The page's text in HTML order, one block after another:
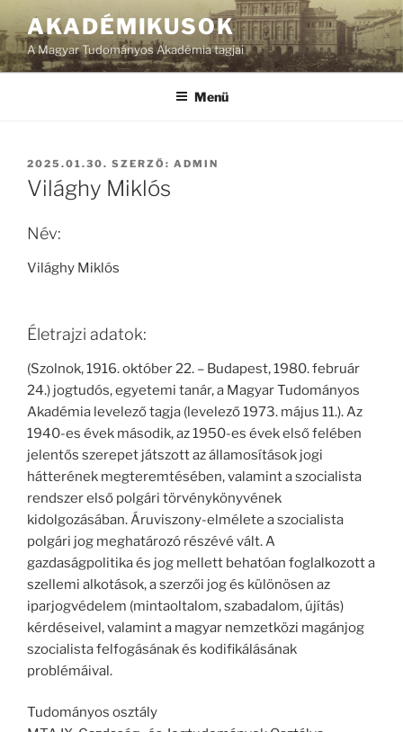
AKADÉMIKUSOK
A Magyar Tudományos Akadémia tagjai
Menü
BEKÜLDVE:
2025.01.30. SZERZŐ: ADMIN
Világhy Miklós
Név:
Világhy Miklós
Életrajzi adatok:
(Szolnok, 1916. október 22. – Budapest, 1980. február
24.) jogtudós, egyetemi tanár, a Magyar Tudományos
Akadémia levelező tagja (levelező 1973. május 11.). Az
1940-es évek második, az 1950-es évek első felében
jelentős szerepet játszott az államosítások jogi
hátterének megteremtésében, valamint a szocialista
rendszer első polgári törvénykönyvének
kidolgozásában. Áruviszony-elmélete a szocialista
polgári jog meghatározó részévé vált. A
gazdaságpolitika és jog mellett behatóan foglalkozott a
szellemi alkotások, a szerzői jog és különösen az
iparjogvédelem (mintaoltalom, szabadalom, újítás)
kérdéseivel, valamint a magyar nemzetközi magánjog
szocialista felfogásának és kodifikálásának
problémáival.
Tudományos osztály